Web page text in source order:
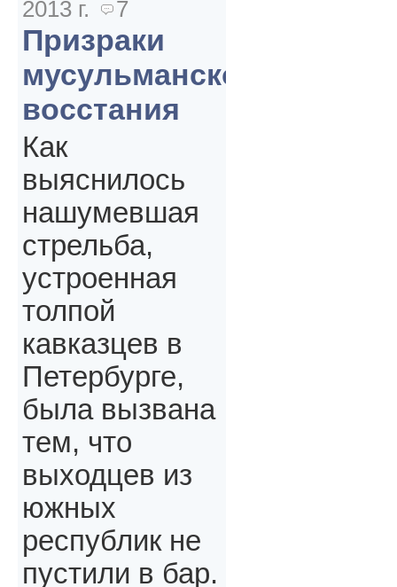
2013 г.
7
Призраки
мусульманского
восстания
Как
выяснилось
нашумевшая
стрельба,
устроенная
толпой
кавказцев в
Петербурге,
была вызвана
тем, что
выходцев из
южных
республик не
пустили в бар.